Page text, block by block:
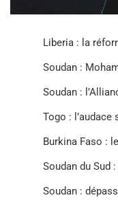
Liberia : la
Soudan :
Soudan :
Togo : l’audace
Burkina Faso :
Soudan du Sud
Soudan :